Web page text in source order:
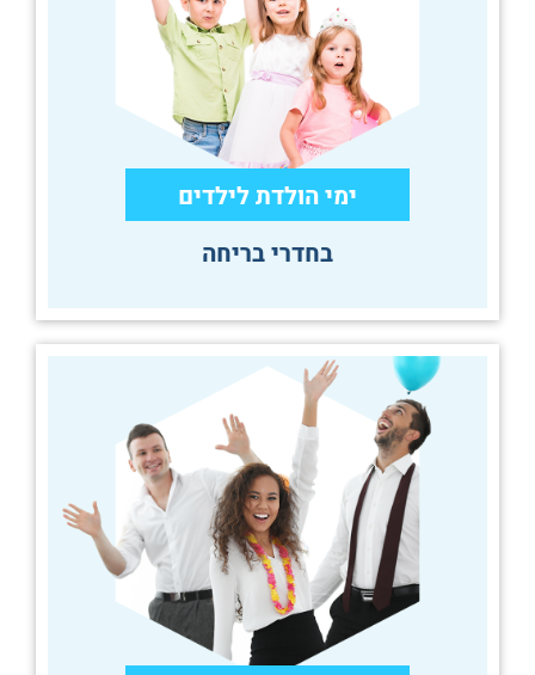
ימי הולדת לילדים
בחדרי בריחה